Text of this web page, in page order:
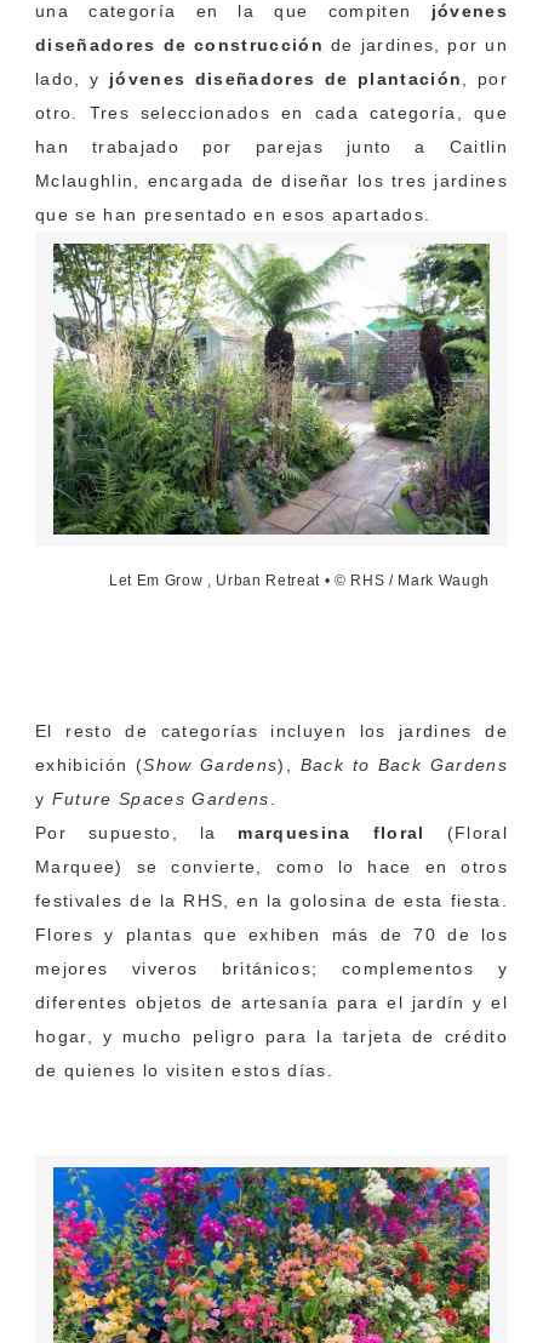
una categoría en la que compiten jóvenes
diseñadores de construcción de jardines, por un
lado, y jóvenes diseñadores de plantación, por
otro. Tres seleccionados en cada categoría, que
han trabajado por parejas junto a Caitlin
Mclaughlin, encargada de diseñar los tres jardines
que se han presentado en esos apartados.
Let Em Grow , Urban Retreat • © RHS / Mark Waugh
El resto de categorías incluyen los jardines de
exhibición (Show Gardens), Back to Back Gardens
y Future Spaces Gardens
Por supuesto, la marquesina floral
(Floral
Marquee) se convierte, como lo hace en otros
festivales de la RHS, en la golosina de esta fiesta.
Flores y plantas que exhiben más de 70 de los
mejores viveros británicos; complementos y
diferentes objetos de artesanía para el jardín y el
hogar, y mucho peligro para la tarjeta de crédito
de quienes lo visiten estos días.